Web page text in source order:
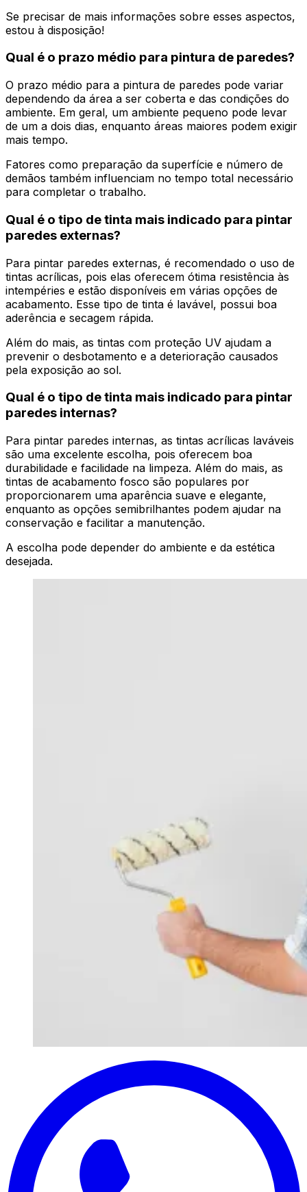
Se precisar de mais informações sobre esses aspectos,
estou à disposição!
Qual é o prazo médio para pintura de paredes?
O prazo médio para a pintura de paredes pode variar
dependendo da área a ser coberta e das condições do
ambiente. Em geral, um ambiente pequeno pode levar
de um a dois dias, enquanto áreas maiores podem exigir
mais tempo.
Fatores como preparação da superfície e número de
demãos também influenciam no tempo total necessário
para completar o trabalho.
Qual é o tipo de tinta mais indicado para pintar
paredes externas?
Para pintar paredes externas, é recomendado o uso de
tintas acrílicas, pois elas oferecem ótima resistência às
intempéries e estão disponíveis em várias opções de
acabamento. Esse tipo de tinta é lavável, possui boa
aderência e secagem rápida.
Além do mais, as tintas com proteção UV ajudam a
prevenir o desbotamento e a deterioração causados
pela exposição ao sol.
Qual é o tipo de tinta mais indicado para pintar
paredes internas?
Para pintar paredes internas, as tintas acrílicas laváveis
são uma excelente escolha, pois oferecem boa
durabilidade e facilidade na limpeza. Além do mais, as
tintas de acabamento fosco são populares por
proporcionarem uma aparência suave e elegante,
enquanto as opções semibrilhantes podem ajudar na
conservação e facilitar a manutenção.
A escolha pode depender do ambiente e da estética
desejada.